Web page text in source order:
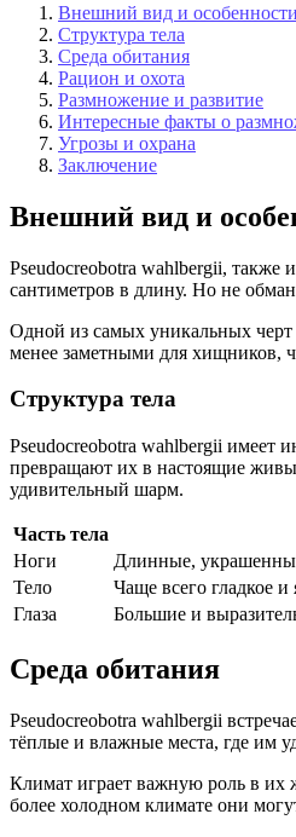
Внешний вид и особенности
Структура тела
Среда обитания
Рацион и охота
Размножение и развитие
Интересные факты о
Угрозы и охрана
Заключение
Внешний вид и
Pseudocreobotra wahlbergii, также
сантиметров в длину. Но не
Одной из самых уникальных черт
менее заметными для хищников,
Структура тела
Pseudocreobotra wahlbergii имеет
превращают их в настоящие
удивительный шарм.
Часть тела
Ноги
Длинные,
Тело
Чаще всего гладкое
Глаза
Большие и
Среда обитания
Pseudocreobotra wahlbergii
тёплые и влажные места, где им
Климат играет важную роль в
более холодном климате они